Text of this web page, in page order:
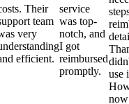
Their
team
very
efficient.
service
was top-
notch, and
I got
reimbursed
promptly.
use